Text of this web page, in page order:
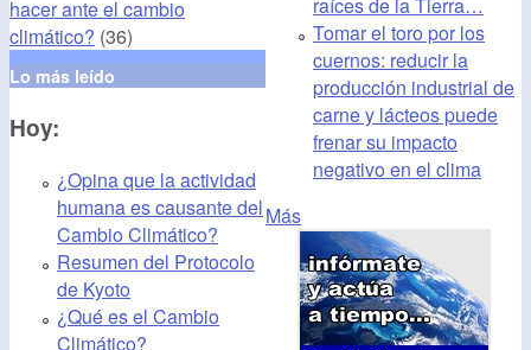
hacer ante el cambio
climático? (36)
Lo más leído
Hoy:
¿Opina que la actividad
humana es causante del
Cambio Climático?
Resumen del Protocolo
de Kyoto
¿Qué es el Cambio
Climático?
Tomar el toro por los
cuernos: reducir la
producción industrial de
carne y lácteos puede
frenar su impacto
negativo en el clima
Más